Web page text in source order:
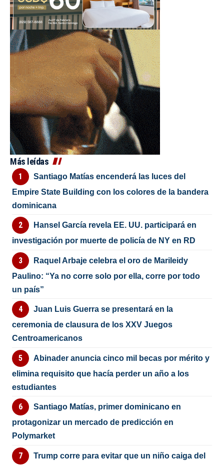
Más leídas
Santiago Matías encenderá las luces del
Empire State Building con los colores de la bandera
dominicana
Hansel García revela EE. UU. participará en
investigación por muerte de policía de NY en RD
Raquel Arbaje celebra el oro de Marileidy
Paulino: “Ya no corre solo por ella, corre por todo
un país”
Juan Luis Guerra se presentará en la
ceremonia de clausura de los XXV Juegos
Centroamericanos
Abinader anuncia cinco mil becas por mérito y
elimina requisito que hacía perder un año a los
estudiantes
Santiago Matías, primer dominicano en
protagonizar un mercado de predicción en
Polymarket
Trump corre para evitar que un niño caiga del